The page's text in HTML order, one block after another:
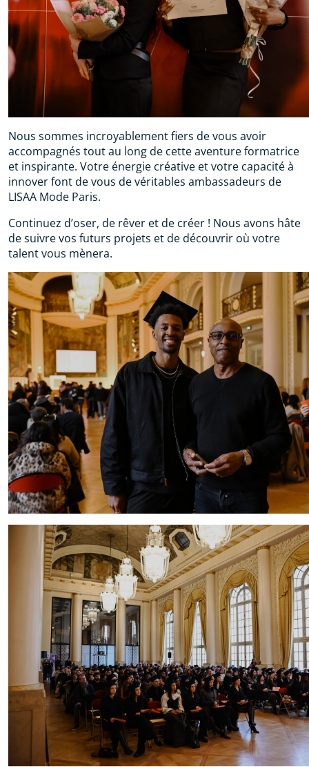
Nous sommes incroyablement fiers de vous avoir
accompagnés tout au long de cette aventure formatrice
et inspirante. Votre énergie créative et votre capacité à
innover font de vous de véritables ambassadeurs de
LISAA Mode Paris.
Continuez d’oser, de rêver et de créer ! Nous avons hâte
de suivre vos futurs projets et de découvrir où votre
talent vous mènera.